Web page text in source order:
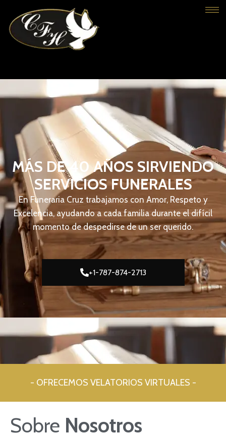
MÁS DE 40 AÑOS SIRVIENDO
SERVICIOS FUNERALES
En Funeraria Cruz trabajamos con Amor, Respeto y
Excelencia, ayudando a cada familia durante el difícil
momento de despedirse de un ser querido.
+1-787-874-2713
- OFRECEMOS VELATORIOS VIRTUALES -
Sobre Nosotros